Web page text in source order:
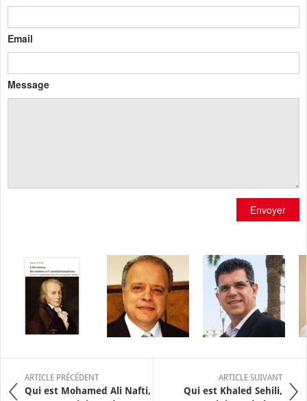
Email
Message
Envoyer
ARTICLE PRÉCÉDENT
Qui est Mohamed Ali Nafti,
ARTICLE SUIVANT
Qui est Khaled Sehili,